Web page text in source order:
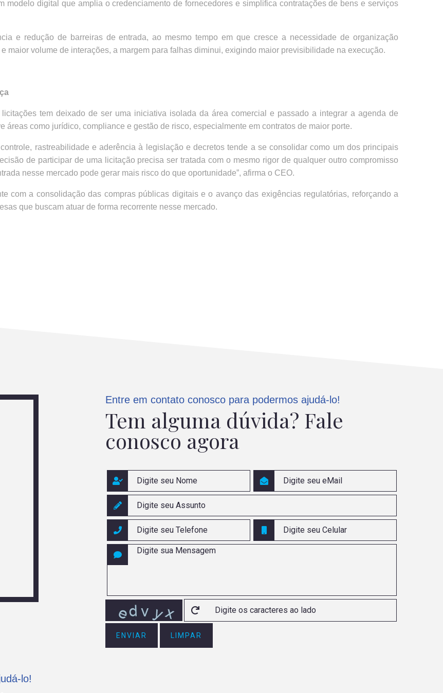
modelo digital que amplia o credenciamento de fornecedores e simplifica contratações de bens e serviços
e redução de barreiras de entrada, ao mesmo tempo em que cresce a necessidade de organização
maior volume de interações, a margem para falhas diminui, exigindo maior previsibilidade na execução.
tem deixado de ser uma iniciativa isolada da área comercial e passado a integrar a agenda de
áreas como jurídico, compliance e gestão de risco, especialmente em contratos de maior porte.
rastreabilidade e aderência à legislação e decretos tende a se consolidar como um dos principais
de participar de uma licitação precisa ser tratada com o mesmo rigor de qualquer outro compromisso
nesse mercado pode gerar mais risco do que oportunidade”, afirma o CEO.
com a consolidação das compras públicas digitais e o avanço das exigências regulatórias, reforçando a
que buscam atuar de forma recorrente nesse mercado.
Entre em contato conosco para podermos ajudá-lo!
Tem alguma dúvida? Fale
conosco agora
ENVIAR LIMPAR
lo!